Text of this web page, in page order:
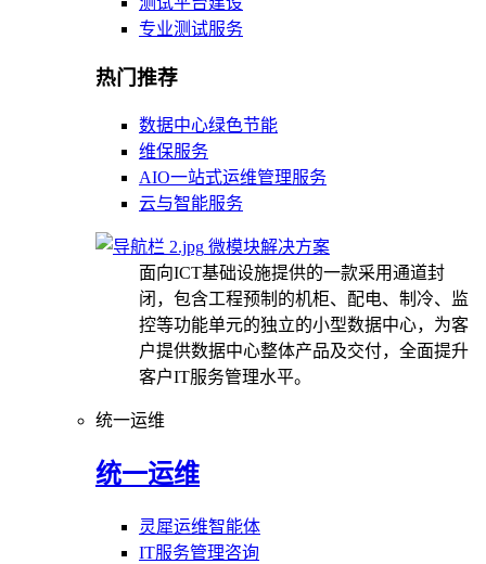
专业测试服务
热门推荐
数据中心绿色节能
维保服务
AIO一站式运维管理服务
云与智能服务
微模块解决方案
面向ICT基础设施提供的一款采用通道封
闭，包含工程预制的机柜、配电、制冷、监
控等功能单元的独立的小型数据中心，为客
户提供数据中心整体产品及交付，全面提升
客户IT服务管理水平。
统一运维
统一运维
灵犀运维智能体
IT服务管理咨询